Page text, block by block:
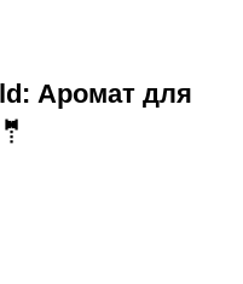
Аромат для